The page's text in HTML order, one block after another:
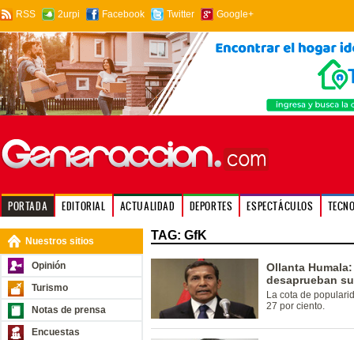
RSS 2urpi Facebook Twitter Google+
PORTADA EDITORIAL ACTUALIDAD DEPORTES ESPECTÁCULOS
Nuestros sitios
Opinión
Turismo
Notas de prensa
Encuestas
TAG: GfK
Ollanta
desaprueban
La cota de
27 por ciento.